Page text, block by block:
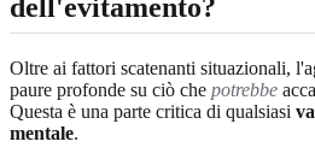
dell'evitamento?
Oltre ai fattori scatenanti situazionali,
paure profonde su ciò che potrebbe
Questa è una parte critica di qualsiasi
mentale.